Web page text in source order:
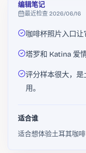
编辑笔记
最近检查 2026/06/16
咖啡杯照片入口让
塔罗和 Katina 爱
评分样本很大，
用。
适合谁
适合想体验土耳其咖